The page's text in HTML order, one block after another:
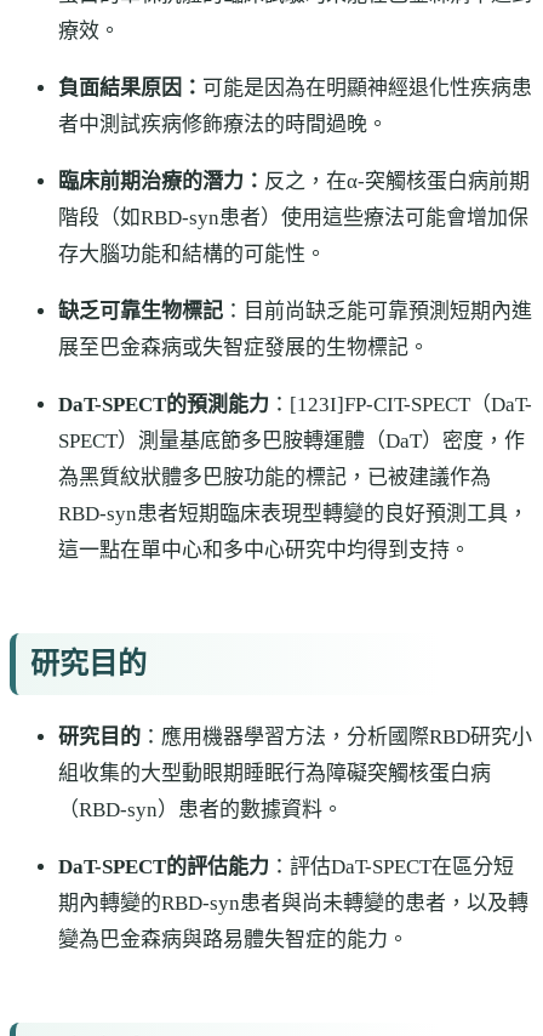
療效。
負面結果原因： 可能是因為在明顯神經退化性疾病患
者中測試疾病修飾療法的時間過晚。
臨床前期治療的潛力： 反之，在α-突觸核蛋白病前期
階段（如RBD-syn患者）使用這些療法可能會增加保
存大腦功能和結構的可能性。
缺乏可靠生物標記 ：目前尚缺乏能可靠預測短期內進
展至巴金森病或失智症發展的生物標記。
DaT-SPECT的預測能力 ：[123I]FP-CIT-SPECT（DaT-
SPECT）測量基底節多巴胺轉運體（DaT）密度，作
為黑質紋狀體多巴胺功能的標記，已被建議作為
RBD-syn患者短期臨床表現型轉變的良好預測工具，
這一點在單中心和多中心研究中均得到支持。
研究目的
研究目的 ：應用機器學習方法，分析國際RBD研究小
組收集的大型動眼期睡眠行為障礙突觸核蛋白病
（RBD-syn）患者的數據資料。
DaT-SPECT的評估能力 ：評估DaT-SPECT在區分短
期內轉變的RBD-syn患者與尚未轉變的患者，以及轉
變為巴金森病與路易體失智症的能力。